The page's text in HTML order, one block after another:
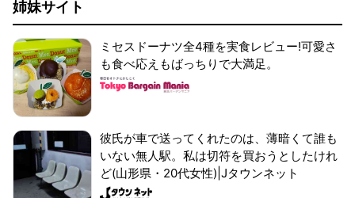
姉妹サイト
ミセスドーナツ全4種を実食レビュー!可愛さ
も食べ応えもばっちりで大満足。
彼氏が車で送ってくれたのは、薄暗くて誰も
いない無人駅。私は切符を買おうとしたけれ
ど(山形県・20代女性)|Jタウンネット